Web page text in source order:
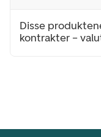
Disse
kontrakter –